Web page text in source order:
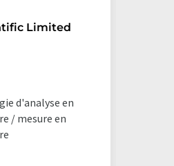
Limited
d'analyse en
/ mesure en